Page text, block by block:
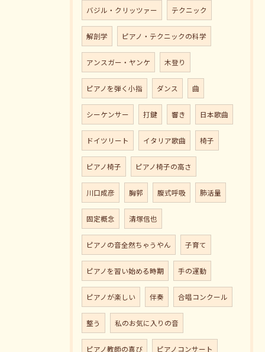
バジル・クリッツァー テクニック
解剖学 ピアノ・テクニックの科学
アンスガー・ヤンケ 木登り
ピアノを弾く小指 ダンス 曲
シーケンサー 打鍵 響き 日本歌曲
ドイツリート イタリア歌曲 椅子
ピアノ椅子 ピアノ椅子の高さ
川口成彦 胸郭 腹式呼吸 肺活量
固定概念 清塚信也
ピアノの音全然ちゃうやん 子育て
ピアノを習い始める時期 手の運動
ピアノが楽しい 伴奏 合唱コンクール
整う 私のお気に入りの音
ピアノ教師の喜び ピアノコンサート